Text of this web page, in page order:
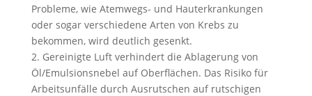
Probleme, wie Atemwegs- und Hauterkrankungen
oder sogar verschiedene Arten von Krebs zu
bekommen, wird deutlich gesenkt.
2. Gereinigte Luft verhindert die Ablagerung von
Öl/Emulsionsnebel auf Oberflächen. Das Risiko für
Arbeitsunfälle durch Ausrutschen auf rutschigen